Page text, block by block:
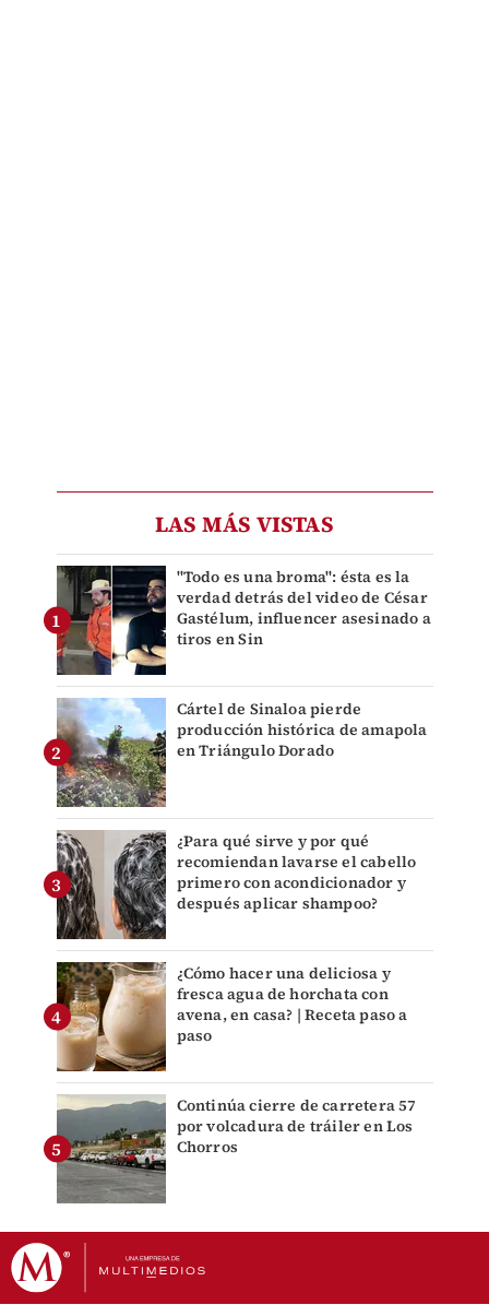
LAS MÁS VISTAS
"Todo es una broma": ésta es la
verdad detrás del video de César
Gastélum, influencer asesinado a
tiros en Sin
Cártel de Sinaloa pierde
producción histórica de amapola
en Triángulo Dorado
¿Para qué sirve y por qué
recomiendan lavarse el cabello
primero con acondicionador y
después aplicar shampoo?
¿Cómo hacer una deliciosa y
fresca agua de horchata con
avena, en casa? | Receta paso a
paso
Continúa cierre de carretera 57
por volcadura de tráiler en Los
Chorros